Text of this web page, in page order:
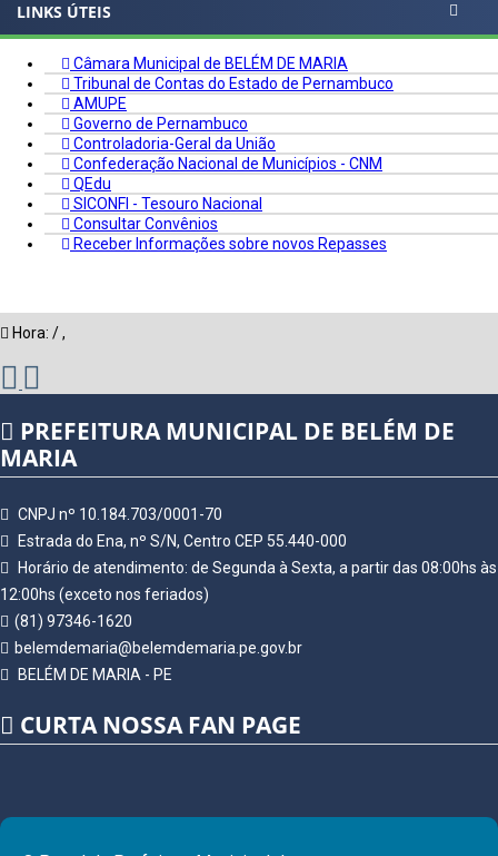
LINKS ÚTEIS
Câmara Municipal de BELÉM DE MARIA
Tribunal de Contas do Estado de Pernambuco
AMUPE
Governo de Pernambuco
Controladoria-Geral da União
Confederação Nacional de Municípios - CNM
QEdu
SICONFI - Tesouro Nacional
Consultar Convênios
Receber Informações sobre novos Repasses
Hora: /,
PREFEITURA MUNICIPAL DE BELÉM DE
MARIA
CNPJ nº 10.184.703/0001-70
Estrada do Ena, nº S/N, Centro CEP 55.440-000
Horário de atendimento: de Segunda à Sexta, a partir das 08:00hs às
12:00hs (exceto nos feriados)
(81) 97346-1620
belemdemaria@belemdemaria.pe.gov.br
BELÉM DE MARIA - PE
CURTA NOSSA FAN PAGE